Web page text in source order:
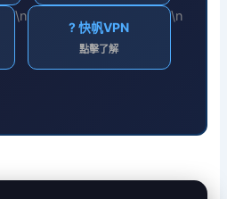
\n
? 快帆VPN
點擊了解
\n